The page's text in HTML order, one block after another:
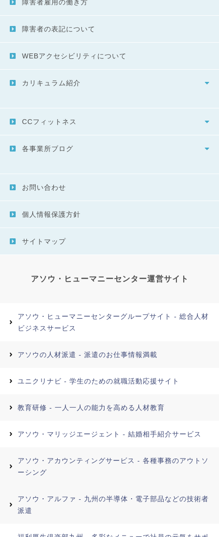
障害者雇用の働き方
障害者の表記について
WEBアクセシビリティについて
カリキュラム紹介
CCフィットネス
各事業所ブログ
お問い合わせ
個人情報保護方針
サイトマップ
アソウ・ヒューマニーセンター運営サイト
アソウ・ヒューマニーセンターグループサイト - 総合人材
ビジネスサービス
アソウの人材派遣 - 派遣のお仕事情報満載
ユニクリナビ - 学生のための就職活動応援サイト
教育研修 - 一人一人の能力を高める人材教育
アソウ・マリッジエージェント - 結婚相手紹介サービス
アソウ・アカウンティングサービス - 各種事務のアウトソ
ーシング
アソウ・アルファ - 九州の半導体・電子部品などの技術者
派遣